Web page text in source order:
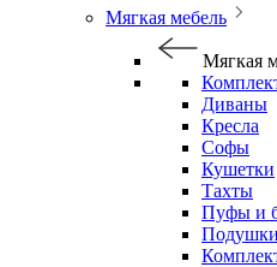
Мягкая мебель
Мягкая
Диваны
Кресла
Софы
Кушетки
Тахты
Пуфы и